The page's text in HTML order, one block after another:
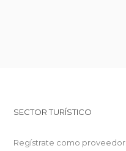
SECTOR TURÍSTICO
Regístrate como proveedor